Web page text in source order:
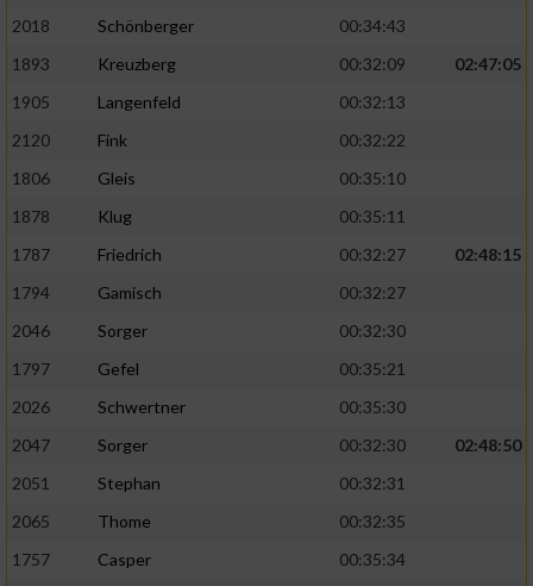
2018
Schönberger
00:34:43
1893
Kreuzberg 00:32:09
02:47:05
1905
Langenfeld
00:32:13
2120
Fink
00:32:22
1806
Gleis
00:35:10
1878
Klug
00:35:11
1787
Friedrich 00:32:27
02:48:15
1794
Gamisch
00:32:27
2046
Sorger
00:32:30
1797
Gefel
00:35:21
2026
Schwertner
00:35:30
2047
Sorger 00:32:30
02:48:50
2051
Stephan
00:32:31
2065
Thome
00:32:35
1757
Casper
00:35:34